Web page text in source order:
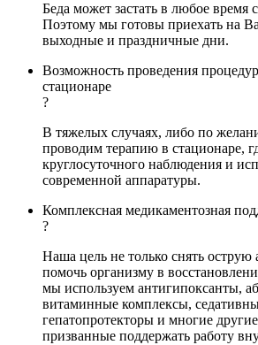
Беда может застать в любое время
Поэтому мы готовы приехать на
выходные и праздничные дни.
Возможность проведения
стационаре
?
В тяжелых случаях, либо по
проводим терапию в стационаре,
круглосуточного наблюдения и
современной аппаратуры.
Комплексная медикаментозная
?
Наша цель не только снять
помочь организму в
мы используем антигипоксанты,
витаминные комплексы,
гепатопротекторы и многие
призванные поддержать работу